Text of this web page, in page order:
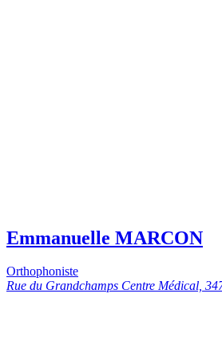
Emmanuelle MARCON
Orthophoniste
Rue du Grandchamps Centre Médical,